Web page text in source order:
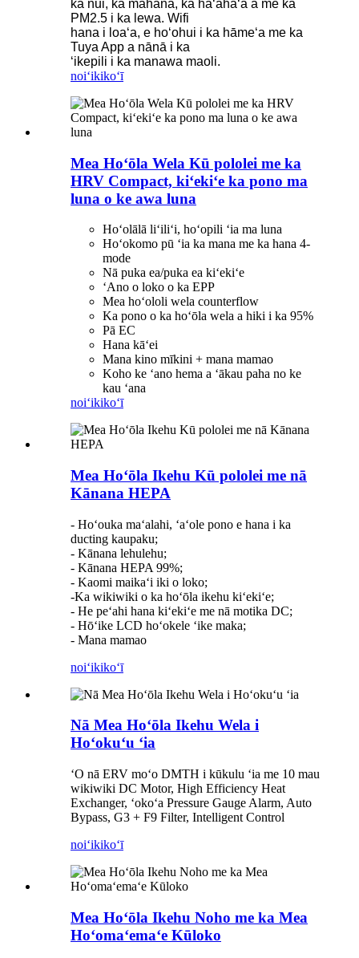
ka nui, ka mahana, ka haʻahaʻa a me ka
PM2.5 i ka lewa. Wifi
hana i loaʻa, e hoʻohui i ka hāmeʻa me ka
Tuya App a nānā i ka
ʻikepili i ka manawa maoli.
noiʻikikoʻī
Mea Hoʻōla Wela Kū pololei me ka
HRV Compact, kiʻekiʻe ka pono ma
luna o ke awa luna
Hoʻolālā liʻiliʻi, hoʻopili ʻia ma luna
Hoʻokomo pū ʻia ka mana me ka hana 4-
mode
Nā puka ea/puka ea kiʻekiʻe
ʻAno o loko o ka EPP
Mea hoʻololi wela counterflow
Ka pono o ka hoʻōla wela a hiki i ka 95%
Pā EC
Hana kāʻei
Mana kino mīkini + mana mamao
Koho ke ʻano hema a ʻākau paha no ke
kau ʻana
noiʻikikoʻī
Mea Hoʻōla Ikehu Kū pololei me nā
Kānana HEPA
- Hoʻouka maʻalahi, ʻaʻole pono e hana i ka
ducting kaupaku;
- Kānana lehulehu;
- Kānana HEPA 99%;
- Kaomi maikaʻi iki o loko;
-Ka wikiwiki o ka hoʻōla ikehu kiʻekiʻe;
- He peʻahi hana kiʻekiʻe me nā motika DC;
- Hōʻike LCD hoʻokele ʻike maka;
- Mana mamao
noiʻikikoʻī
Nā Mea Hoʻōla Ikehu Wela i
Hoʻokuʻu ʻia
ʻO nā ERV moʻo DMTH i kūkulu ʻia me 10 mau
wikiwiki DC Motor, High Efficiency Heat
Exchanger, ʻokoʻa Pressure Gauge Alarm, Auto
Bypass, G3 + F9 Filter, Intelligent Control
noiʻikikoʻī
Mea Hoʻōla Ikehu Noho me ka Mea
Hoʻomaʻemaʻe Kūloko